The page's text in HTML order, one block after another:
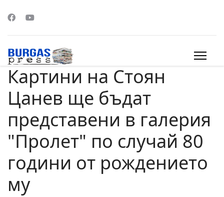
Картини на Стоян
Цанев ще бъдат
представени в галерия
"Пролет" по случай 80
години от рождението
му